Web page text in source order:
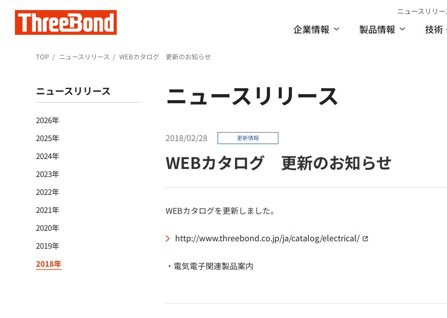
企業情報 製品情報 技術
ニュースリリー
TOP ニュースリリース WEBカタログ 更新のお知らせ
ニュースリリース
2018/02/28 更新情報
WEBカタログ 更新のお知らせ
WEBカタログを更新しました。
http://www.threebond.co.jp/ja/catalog/electrical/
・電気電子関連製品案内
ニュースリリース
2026年
2025年
2024年
2023年
2022年
2021年
2020年
2019年
2018年